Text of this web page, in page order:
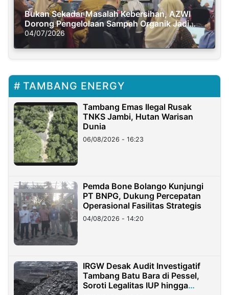
Bukan Sekadar Masalah Kebersihan, AZWI
Dorong Pengelolaan Sampah Organik Jadi
Solusi Krisis Iklim
04/07/2026
TAMBANG ENERGY
Tambang Emas Ilegal Rusak
TNKS Jambi, Hutan Warisan
Dunia
06/08/2026 - 16:23
Pemda Bone Bolango Kunjungi
PT BNPG, Dukung Percepatan
Operasional Fasilitas Strategis
04/08/2026 - 14:20
IRGW Desak Audit Investigatif
Tambang Batu Bara di Pessel,
Soroti Legalitas IUP hingga